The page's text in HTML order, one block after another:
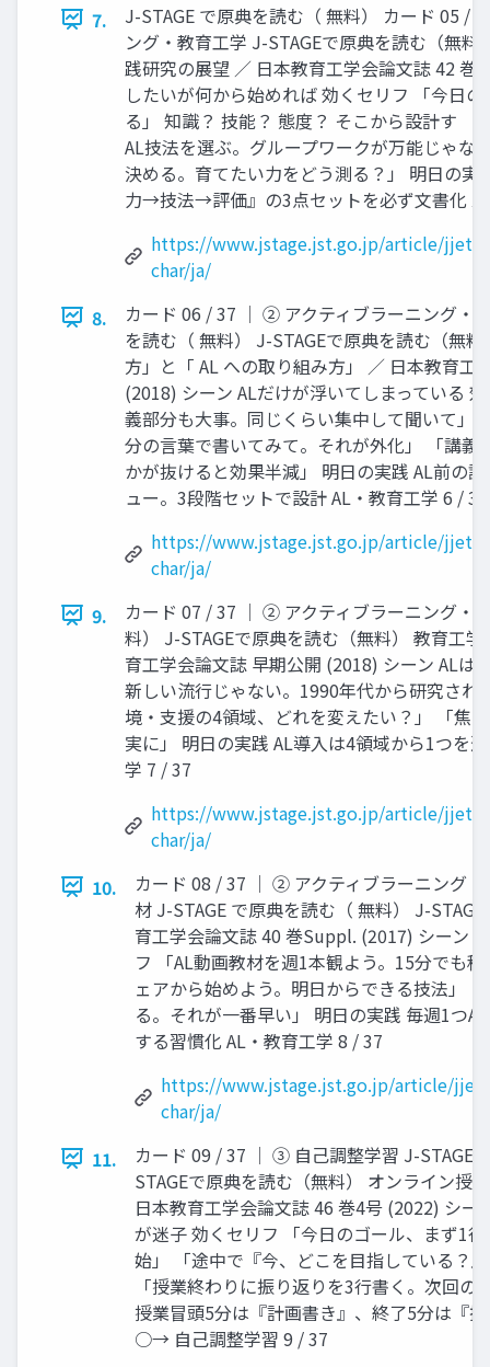
7.
J-STAGE で原典を読む（ 無料） カード 05 /
ング・教育工学 J-STAGEで原典を読む（無料
践研究の展望 ／ 日本教育工学会論文誌 42 巻
したいが何から始めれば 効くセリフ 「今日
る」 知識？ 技能？ 態度？ そこから設計す 「
AL技法を選ぶ。グループワークが万能じゃな
決める。育てたい力をどう測る？」 明日の実
力→技法→評価』の3点セットを必ず文書化 ▲
https://www.jstage.jst.go.jp/article/jjet/
char/ja/
8.
カード 06 / 37 │ ② アクティブラーニング・
を読む（ 無料） J-STAGEで原典を読む（無
方」と「 AL への取り組み方」 ／ 日本教育工
(2018) シーン ALだけが浮いてしまっている
義部分も大事。同じくらい集中して聞いて」
分の言葉で書いてみて。それが外化」 「講
かが抜けると効果半減」 明日の実践 AL前の
ュー。3段階セットで設計 AL・教育工学 6 / 37
https://www.jstage.jst.go.jp/article/jjet/
char/ja/
9.
カード 07 / 37 │ ② アクティブラーニング・
料） J-STAGEで原典を読む（無料） 教育工
育工学会論文誌 早期公開 (2018) シーン ALは
新しい流行じゃない。1990年代から研究され
境・支援の4領域、どれを変えたい？」 「焦
実に」 明日の実践 AL導入は4領域から1つを
学 7 / 37
https://www.jstage.jst.go.jp/article/jjet/
char/ja/
10.
カード 08 / 37 │ ② アクティブラーニング・
材 J-STAGE で原典を読む（ 無料） J-
育工学会論文誌 40 巻Suppl. (2017) シーン
フ 「AL動画教材を週1本観よう。15分でも
ェアから始めよう。明日からできる技法」
る。それが一番早い」 明日の実践 毎週1つ
する習慣化 AL・教育工学 8 / 37
https://www.jstage.jst.go.jp/article/
char/ja/
11.
カード 09 / 37 │ ③ 自己調整学習 J-STAGE
STAGEで原典を読む（無料） オンライン授
日本教育工学会論文誌 46 巻4号 (2022) シー
が迷子 効くセリフ 「今日のゴール、まず1
始」 「途中で『今、どこを目指している？
「授業終わりに振り返りを3行書く。次回
授業冒頭5分は『計画書き』、終了5分は『
○→ 自己調整学習 9 / 37